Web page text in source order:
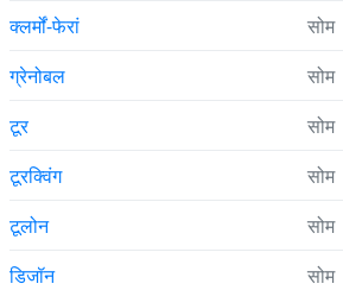
क्लर्मों-फेरां
सोम
ग्रेनोबल
सोम
टूर
सोम
टूरक्विंग
सोम
टूलोन
सोम
डिजॉन
सोम